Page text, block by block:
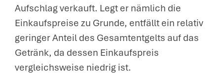
Aufschlag verkauft. Legt er nämlich die
Einkaufspreise zu Grunde, entfällt ein relativ
geringer Anteil des Gesamtentgelts auf das
Getränk, da dessen Einkaufspreis
vergleichsweise niedrig ist.